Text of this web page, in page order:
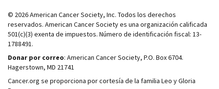
© 2026 American Cancer Society, Inc. Todos los derechos
reservados. American Cancer Society es una organización calificada
501(c)(3) exenta de impuestos. Número de identificación fiscal: 13-
1788491.
Donar por correo: American Cancer Society, P.O. Box 6704.
Hagerstown, MD 21741
Cancer.org se proporciona por cortesía de la familia Leo y Gloria